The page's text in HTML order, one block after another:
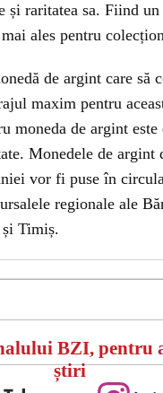
raritatea sa. Fiind
ales pentru
de argint care să
maxim pentru
moneda de argint
Monedele de argint
vor fi puse în
regionale ale
Timiș.
BZI, pentru
știri